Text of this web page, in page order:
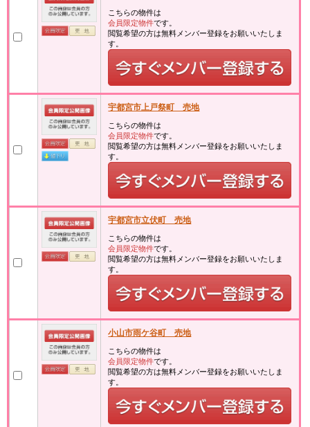
こちらの物件は
会員限定物件です。
閲覧希望の方は無料メンバー登録をお願いいたしま
す。
宇都宮市上戸祭町 売地
こちらの物件は
会員限定物件です。
閲覧希望の方は無料メンバー登録をお願いいたしま
す。
宇都宮市立伏町 売地
こちらの物件は
会員限定物件です。
閲覧希望の方は無料メンバー登録をお願いいたしま
す。
小山市雨ケ谷町 売地
こちらの物件は
会員限定物件です。
閲覧希望の方は無料メンバー登録をお願いいたしま
す。